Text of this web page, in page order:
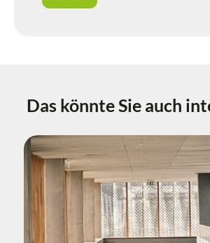
Das könnte Sie auch